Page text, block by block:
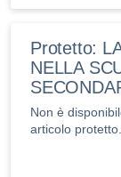
Protetto:
NELLA
Non è
articolo protetto.